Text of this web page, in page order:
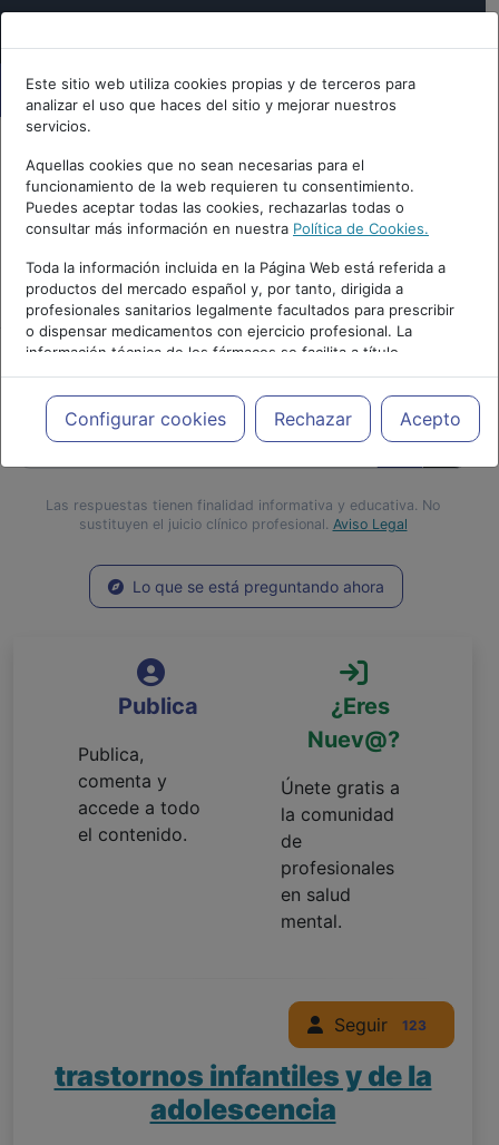
Este sitio web utiliza cookies propias y de terceros para
analizar el uso que haces del sitio y mejorar nuestros
servicios.
Aquellas cookies que no sean necesarias para el
funcionamiento de la web requieren tu consentimiento.
Puedes aceptar todas las cookies, rechazarlas todas o
consultar más información en nuestra Política de Cookies.
Toda la información incluida en la Página Web está referida a
productos del mercado español y, por tanto, dirigida a
profesionales sanitarios legalmente facultados para prescribir
o dispensar medicamentos con ejercicio profesional. La
información técnica de los fármacos se facilita a título
meramente informativo, siendo responsabilidad de los
profesionales facultados prescribir medicamentos y decidir, en
cada caso concreto, el tratamiento más adecuado a las
necesidades del paciente.
Configurar cookies Rechazar Acepto
PUBLICIDAD
Las respuestas tienen finalidad informativa y educativa. No
sustituyen el juicio clínico profesional. Aviso Legal
Lo que se está preguntando ahora
Publica
Publica,
comenta y
accede a todo
el contenido.
¿Eres
Nuev@?
Únete gratis a
la comunidad
de
profesionales
en salud
mental.
Seguir 123
trastornos infantiles y de la
adolescencia